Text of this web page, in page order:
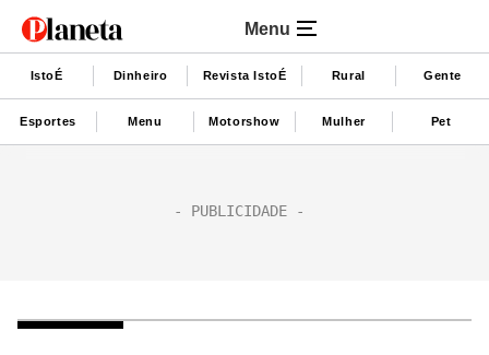
Menu
IstoÉ Dinheiro Revista IstoÉ Rural Gente
Esportes Menu Motorshow Mulher Pet